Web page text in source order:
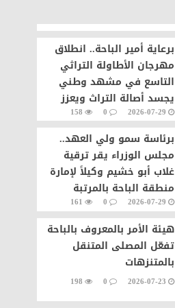
برعاية أمير الباحة.. انطلاق
مهرجان الأطاولة التراثي
التاسع في مشهد وطني
يجسد أصالة التراث ويعزز
الحراك السياحي
2026-07-29
0
158
برئاسة سمو ولي العهد..
مجلس الوزراء يقر ترقية
غلاب أبو خشيم وكيلاً لإمارة
منطقة الباحة بالمرتبة
الرابعة عشرة
2026-07-29
0
161
هيئة الأمر بالمعروف بالباحة
تفعّل المصلى المتنقل
بالمتنزهات
2026-07-23
0
198